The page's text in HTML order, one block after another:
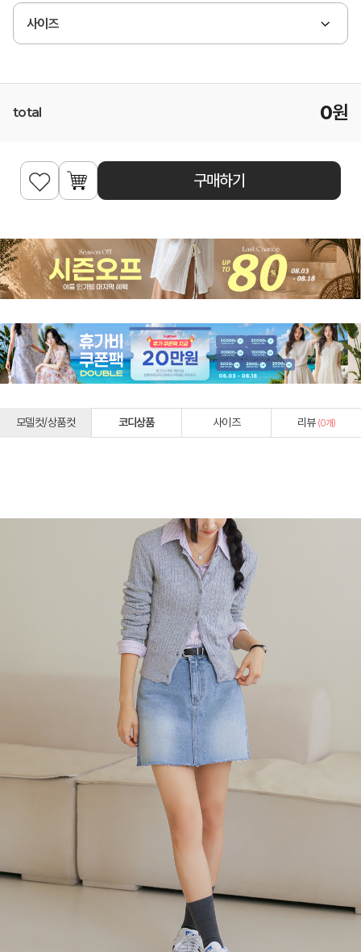
사이즈
total 0원
구매하기
모델컷/상품컷 코디상품 사이즈 리뷰 (0개)